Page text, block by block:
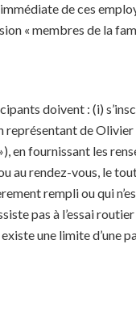
de ces
« membres de la
doivent : (i)
représentant de
en fournissant les
au rendez-vous, le
rempli ou qui
pas à l’essai
une limite d’une